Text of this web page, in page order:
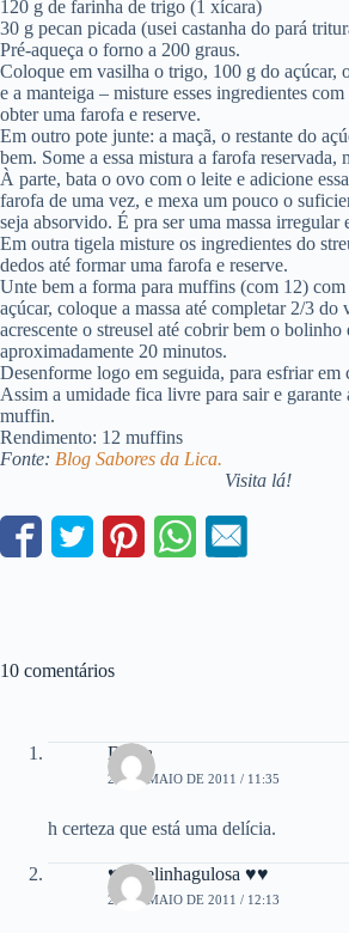
120 g de farinha de trigo (1 xícara)
30 g pecan picada (usei castanha do pará
Pré-aqueça o forno a 200 graus.
Coloque em vasilha o trigo, 100 g do açúcar,
e a manteiga – misture esses ingredientes
obter uma farofa e reserve.
Em outro pote junte: a maçã, o restante do
bem. Some a essa mistura a farofa reservada,
À parte, bata o ovo com o leite e adicione
farofa de uma vez, e mexa um pouco o
seja absorvido. É pra ser uma massa irregular
Em outra tigela misture os ingredientes do
dedos até formar uma farofa e reserve.
Unte bem a forma para muffins (com 12)
açúcar, coloque a massa até completar 2/3
acrescente o streusel até cobrir bem o
aproximadamente 20 minutos.
Desenforme logo em seguida, para esfriar em
Assim a umidade fica livre para sair e garante
muffin.
Rendimento: 12 muffins
Fonte: Blog Sabores da Lica.
Visita lá!
10 comentários
Diana
28 DE MAIO DE 2011 / 11:35
h certeza que está uma delícia.
♥♥ belinhagulosa ♥♥
28 DE MAIO DE 2011 / 12:13